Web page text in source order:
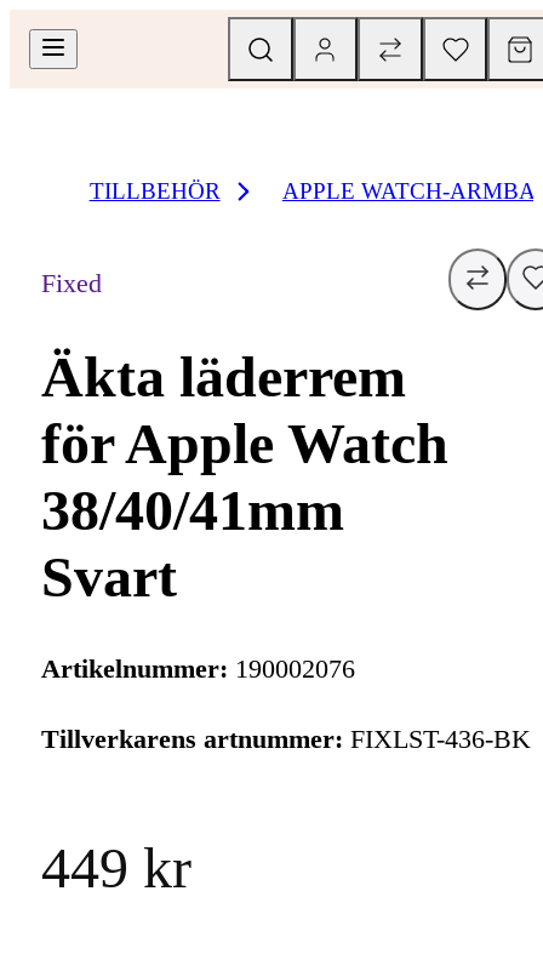
TILLBEHÖR APPLE WATCH-
Fixed
Äkta läderrem
för Apple Watch
38/40/41mm
Svart
Artikelnummer: 190002076
Tillverkarens artnummer: FIXLST-436-BK
449 kr